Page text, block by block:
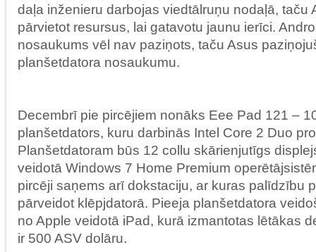
daļa inženieru darbojas viedtālruņu nodaļā, taču
pārvietot resursus, lai gatavotu jaunu ierīci.
nosaukums vēl nav paziņots, taču Asus
planšetdatora nosaukumu.
Decembrī pie pircējiem nonāks Eee Pad 121 –
planšetdators, kuru darbinās Intel Core 2 Duo
Planšetdatoram būs 12 collu skārienjutīgs
veidotā Windows 7 Home Premium
pircēji saņems arī dokstaciju, ar kuras palīdzību
pārveidot klēpjdatorā. Pieeja planšetdatora
no Apple veidotā iPad, kurā izmantotas lētākas
ir 500 ASV dolāru.